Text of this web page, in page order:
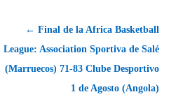
← Final de la Africa Basketball
League: Association Sportiva de Salé
(Marruecos) 71-83 Clube Desportivo
1 de Agosto (Angola)